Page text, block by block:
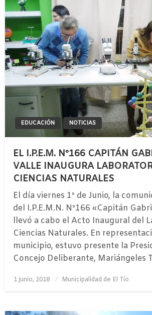
EDUCACIÓN NOTICIAS
EL I.P.E.M. Nº166 CAPITÁN
VALLE INAUGURA
CIENCIAS NATURALES
El día viernes 1º de Junio, la
del I.P.E.M.N. Nº166 «Capitán
llevó a cabo el Acto Inaugural del
Ciencias Naturales. En
municipio, estuvo presente la
Concejo Deliberante, Mariángeles
Publicado
1 junio, 2018 Municipalidad de El Tío